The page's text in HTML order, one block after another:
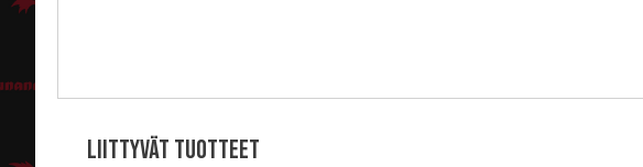
Liittyvät tuotteet